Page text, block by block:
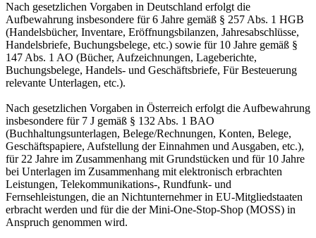
Nach gesetzlichen Vorgaben in Deutschland erfolgt die
Aufbewahrung insbesondere für 6 Jahre gemäß § 257 Abs. 1 HGB
(Handelsbücher, Inventare, Eröffnungsbilanzen, Jahresabschlüsse,
Handelsbriefe, Buchungsbelege, etc.) sowie für 10 Jahre gemäß §
147 Abs. 1 AO (Bücher, Aufzeichnungen, Lageberichte,
Buchungsbelege, Handels- und Geschäftsbriefe, Für Besteuerung
relevante Unterlagen, etc.).
Nach gesetzlichen Vorgaben in Österreich erfolgt die Aufbewahrung
insbesondere für 7 J gemäß § 132 Abs. 1 BAO
(Buchhaltungsunterlagen, Belege/Rechnungen, Konten, Belege,
Geschäftspapiere, Aufstellung der Einnahmen und Ausgaben, etc.),
für 22 Jahre im Zusammenhang mit Grundstücken und für 10 Jahre
bei Unterlagen im Zusammenhang mit elektronisch erbrachten
Leistungen, Telekommunikations-, Rundfunk- und
Fernsehleistungen, die an Nichtunternehmer in EU-Mitgliedstaaten
erbracht werden und für die der Mini-One-Stop-Shop (MOSS) in
Anspruch genommen wird.